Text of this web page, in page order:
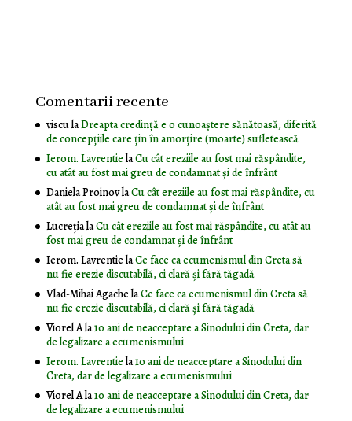
Comentarii recente
visculaDreapta credință e o cunoaștere sănătoasă, diferită
de concepțiile care țin în amorțire (moarte) sufletească
Ierom. LavrentielaCu cât ereziile au fost mai răspândite,
cu atât au fost mai greu de condamnat și de înfrânt
Daniela ProinovlaCu cât ereziile au fost mai răspândite, cu
atât au fost mai greu de condamnat și de înfrânt
LucrețialaCu cât ereziile au fost mai răspândite, cu atât au
fost mai greu de condamnat și de înfrânt
Ierom. LavrentielaCe face ca ecumenismul din Creta să
nu fie erezie discutabilă, ci clară și fără tăgadă
Vlad-Mihai AgachelaCe face ca ecumenismul din Creta să
nu fie erezie discutabilă, ci clară și fără tăgadă
Viorel Ala10 ani de neacceptare a Sinodului din Creta, dar
de legalizare a ecumenismului
Ierom. Lavrentiela10 ani de neacceptare a Sinodului din
Creta, dar de legalizare a ecumenismului
Viorel Ala10 ani de neacceptare a Sinodului din Creta, dar
de legalizare a ecumenismului